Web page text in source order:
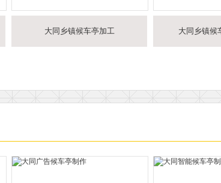
大同乡镇候车亭加工 大同乡镇候